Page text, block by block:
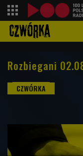
Rozbiegani